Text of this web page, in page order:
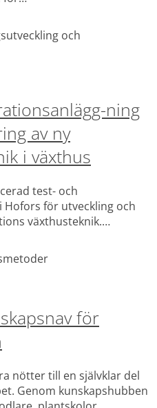
och
ning
av ny
i växthus
test- och
för utveckling och
växthusteknik.
stärka energieffektivitet,
i olika växthusmiljöer.
för
nötter till en självklar del
Genom kunskapshubben